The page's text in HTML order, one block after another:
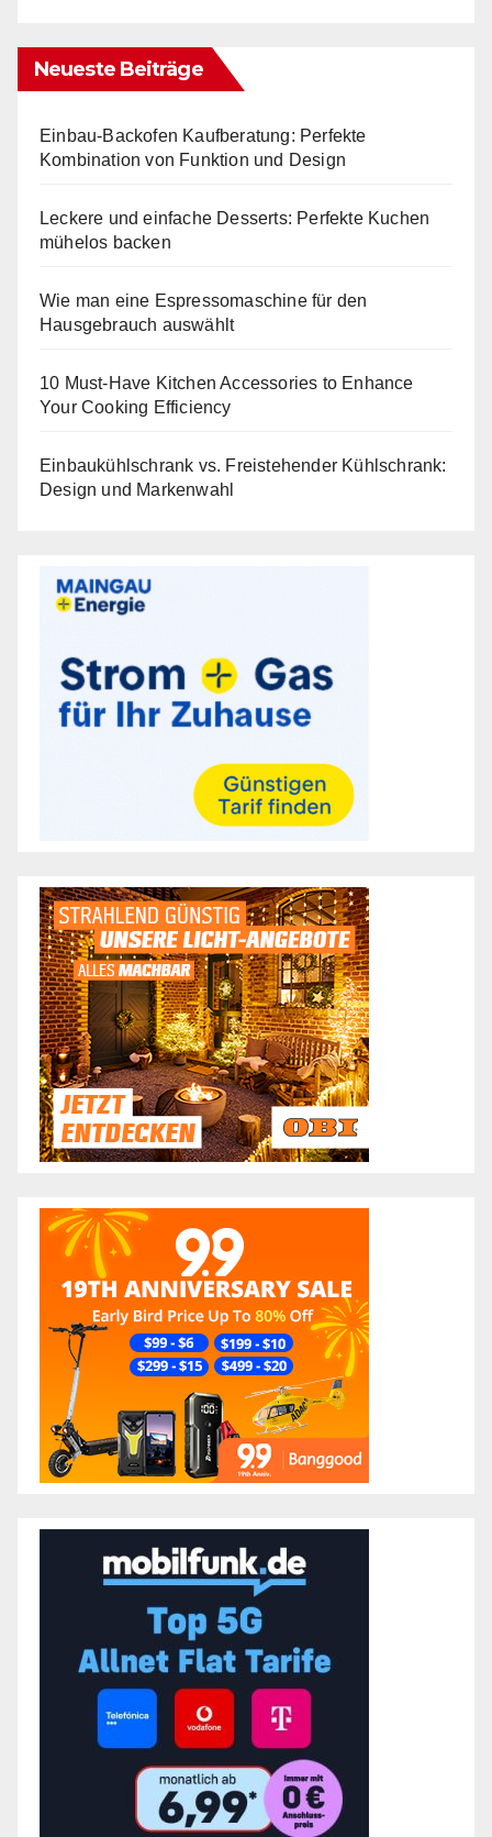
Neueste Beiträge
Einbau-Backofen Kaufberatung: Perfekte
Kombination von Funktion und Design
Leckere und einfache Desserts: Perfekte Kuchen
mühelos backen
Wie man eine Espressomaschine für den
Hausgebrauch auswählt
10 Must-Have Kitchen Accessories to Enhance
Your Cooking Efficiency
Einbaukühlschrank vs. Freistehender Kühlschrank:
Design und Markenwahl